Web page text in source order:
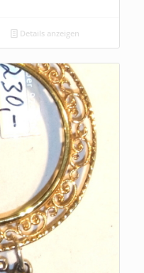
Details anzeigen